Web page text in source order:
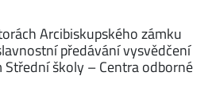
Arcibiskupského zámku
předávání vysvědčení
školy – Centra odborné